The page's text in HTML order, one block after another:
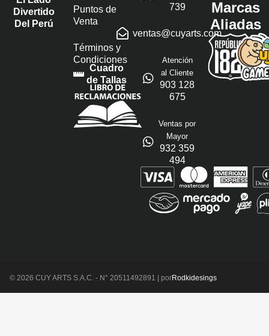
Divertido
Del Perú
Puntos de
Venta
Términos y
Condiciones
Cuadro
de Tallas
739
ventas@cuyarts.com
Atención
al Cliente
903 128
675
Ventas por
Mayor
932 359
494
Marcas
Aliadas
© 2026 CUY ARTS S.A.C. - N° 20511492891 | porRodkidesings